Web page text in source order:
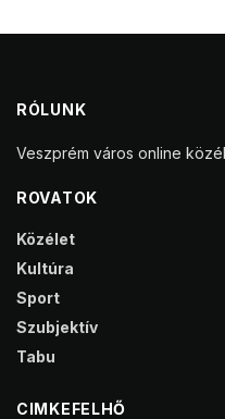
RÓLUNK
Veszprém város online
ROVATOK
Közélet
Kultúra
Sport
Szubjektív
Tabu
CIMKEFELHŐ